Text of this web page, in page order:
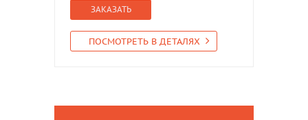
ЗАКАЗАТЬ
ПОСМОТРЕТЬ В ДЕТАЛЯХ